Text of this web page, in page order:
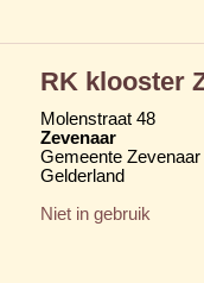
RK klooster
Molenstraat 48
Zevenaar
Gemeente Zevenaar
Gelderland
Niet in gebruik